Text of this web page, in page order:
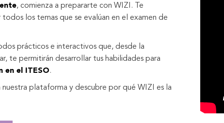
, comienza a prepararte con WIZI. Te
todos los temas que se evalúan en el examen de
prácticos e interactivos que, desde la
te permitirán desarrollar tus habilidades para
en el ITESO.
nuestra plataforma y descubre por qué WIZI es la